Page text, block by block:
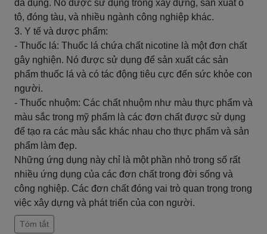
đa dụng. Nó được sử dụng trong xây dựng, sản xuất ô
tô, đóng tàu, và nhiều ngành công nghiệp khác.
3. Y tế và dược phẩm:
- Thuốc lá: Thuốc lá chứa chất nicotine là một đơn chất
gây nghiện. Nó được sử dụng để sản xuất các sản
phẩm thuốc lá và có tác động tiêu cực đến sức khỏe con
người.
- Thuốc nhuộm: Các chất nhuộm như màu thực phẩm và
màu sắc trong mỹ phẩm là các đơn chất được sử dụng
để tạo ra các màu sắc khác nhau cho thực phẩm và sản
phẩm làm đẹp.
Những ứng dụng này chỉ là một phần nhỏ trong số rất
nhiều ứng dụng của các đơn chất trong đời sống và
công nghiệp. Các đơn chất đóng vai trò quan trọng trong
việc xây dựng và phát triển của con người.
Tóm tắt